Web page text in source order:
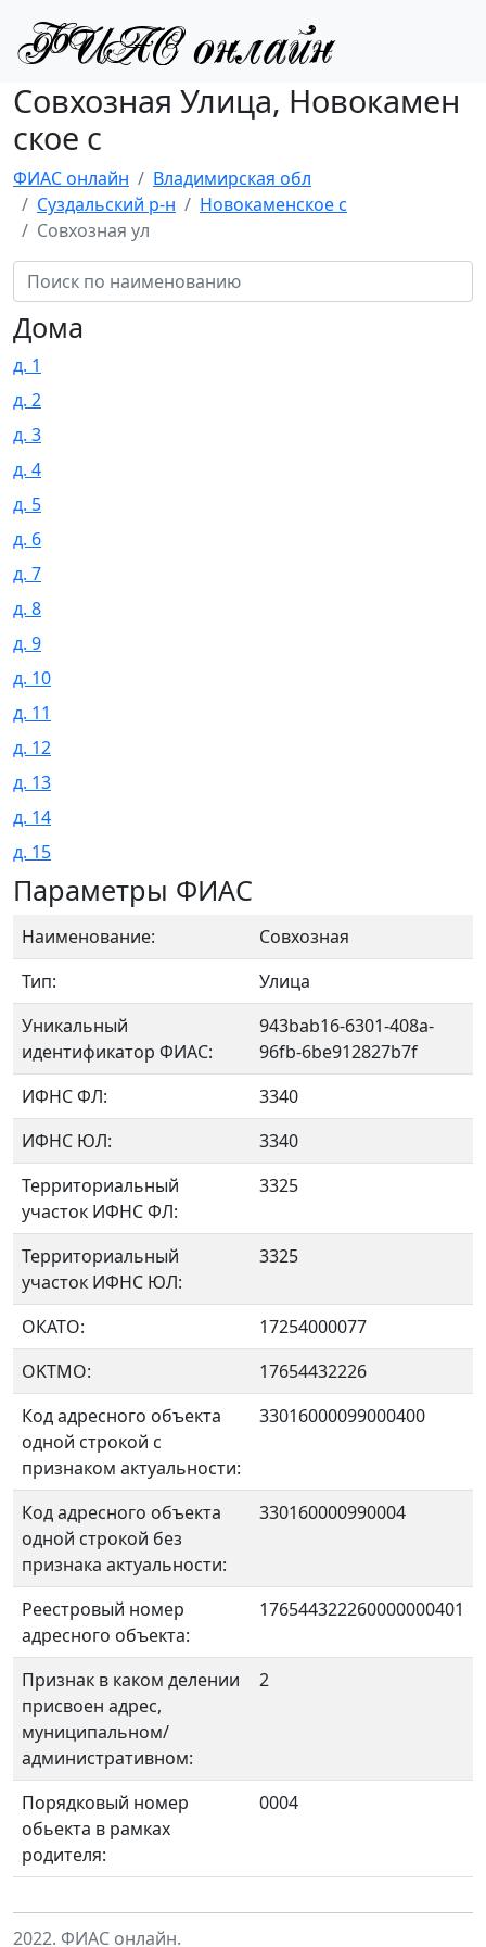
Совхозная Улица, Новокамен
ское с
ФИАС онлайн
Владимирская обл
Суздальский р-н
Новокаменское с
Совхозная ул
Дома
д. 1
д. 2
д. 3
д. 4
д. 5
д. 6
д. 7
д. 8
д. 9
д. 10
д. 11
д. 12
д. 13
д. 14
д. 15
Параметры ФИАС
Наименование:
Совхозная
Тип:
Улица
Уникальный
идентификатор ФИАС:
943bab16-6301-408a-
96fb-6be912827b7f
ИФНС ФЛ:
3340
ИФНС ЮЛ:
3340
Территориальный
участок ИФНС ФЛ:
3325
Территориальный
участок ИФНС ЮЛ:
3325
ОКАТО:
17254000077
OKTMO:
17654432226
Код адресного объекта
одной строкой с
признаком актуальности:
33016000099000400
Код адресного объекта
одной строкой без
признака актуальности:
330160000990004
Реестровый номер
адресного объекта:
176544322260000000401
Признак в каком делении
присвоен адрес,
муниципальном/
административном:
2
Порядковый номер
обьекта в рамках
родителя:
0004
2022. ФИАС онлайн.